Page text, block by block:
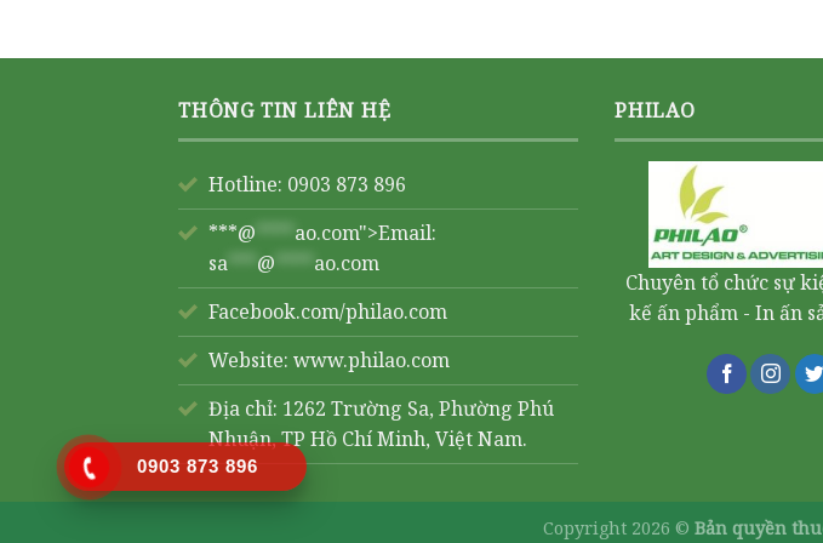
THÔNG TIN LIÊN HỆ
Hotline: 0903 873 896
***@ **** ao.com">Email:
sa *** @ **** ao.com
Facebook.com/philao.com
Website: www.philao.com
Địa chỉ: 1262 Trường Sa, Phường Phú
Nhuận, TP Hồ Chí Minh, Việt Nam.
PHILAO
Chuyên tổ chức sự
kế ấn phẩm - In ấn
Copyright 2026 © Bản quyền
0903 873 896